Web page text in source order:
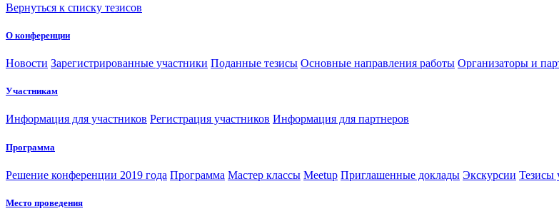
Вернуться к списку тезисов
О конференции
Новости Зарегистрированные участники Поданные тезисы Основные направления работы Организаторы и
Участникам
Информация для участников Регистрация участников Информация для партнеров
Программа
Решение конференции 2019 года Программа Мастер классы Meetup Приглашенные доклады Экскурсии Тезисы
Место проведения